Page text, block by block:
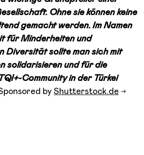
Ohne sie können keine
gemacht werden. Im Namen
für Minderheiten und
Diversität sollte man sich mit
solidarisieren und für die
Community in der Türkei
by Shutterstock.de